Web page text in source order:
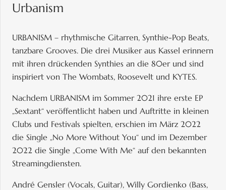
Urbanism
URBANISM – rhythmische Gitarren, Synthie-Pop Beats,
tanzbare Grooves. Die drei Musiker aus Kassel erinnern
mit ihren drückenden Synthies an die 80er und sind
inspiriert von The Wombats, Roosevelt und KYTES.
Nachdem URBANISM im Sommer 2021 ihre erste EP
„Sextant“ veröffentlicht haben und Auftritte in kleinen
Clubs und Festivals spielten, erschien im März 2022
die Single „No More Without You“ und im Dezember
2022 die Single „Come With Me“ auf den bekannten
Streamingdiensten.
André Gensler (Vocals, Guitar), Willy Gordienko (Bass,